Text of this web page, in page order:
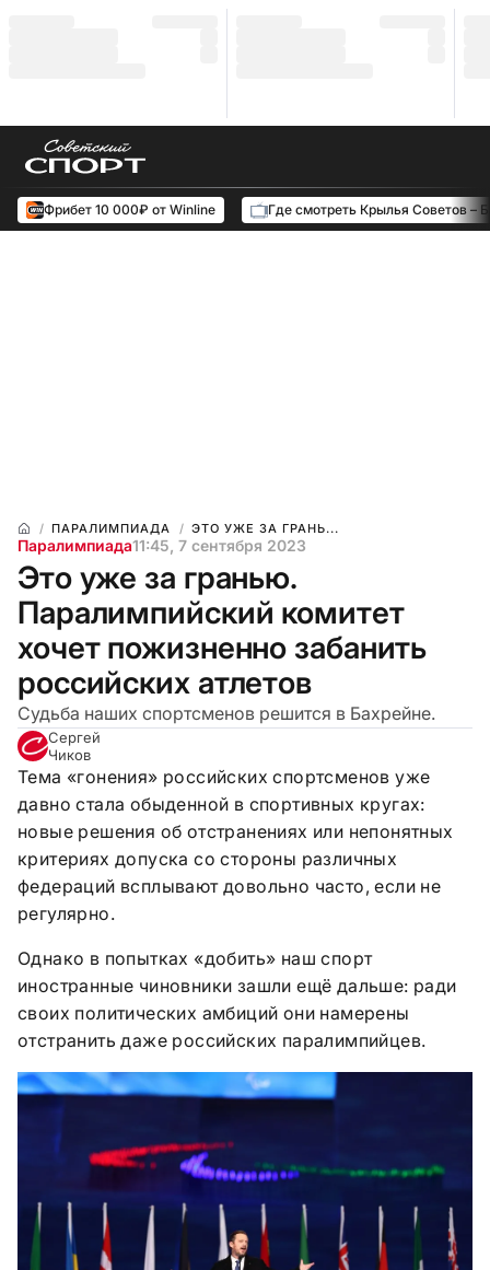
Фрибет 10 000₽ от Winline Где смотреть Крылья Советов –
ПАРАЛИМПИАДА ЭТО УЖЕ ЗА ГРАНЬ...
Паралимпиада11:45, 7 сентября 2023
Это уже за гранью.
Паралимпийский комитет
хочет пожизненно забанить
российских атлетов
Судьба наших спортсменов решится в Бахрейне.
Сергей
Чиков
Тема «гонения» российских спортсменов уже
давно стала обыденной в спортивных кругах:
новые решения об отстранениях или непонятных
критериях допуска со стороны различных
федераций всплывают довольно часто, если не
регулярно.
Однако в попытках «добить» наш спорт
иностранные чиновники зашли ещё дальше: ради
своих политических амбиций они намерены
отстранить даже российских паралимпийцев.